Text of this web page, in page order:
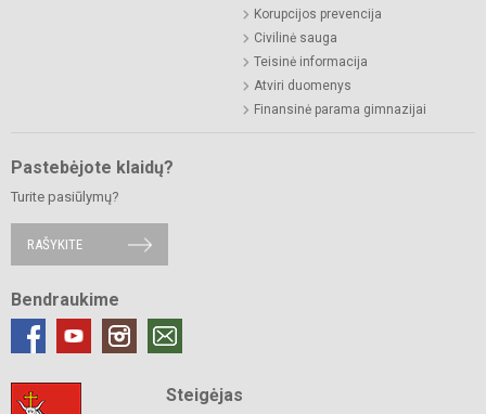
Korupcijos prevencija
Civilinė sauga
Teisinė informacija
Atviri duomenys
Finansinė parama gimnazijai
Pastebėjote klaidų?
Turite pasiūlymų?
RAŠYKITE
Bendraukime
Steigėjas